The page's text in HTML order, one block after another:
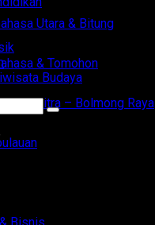
Utara & Bitung
& Tomohon
– Mitra – Bolmong Raya
Budaya